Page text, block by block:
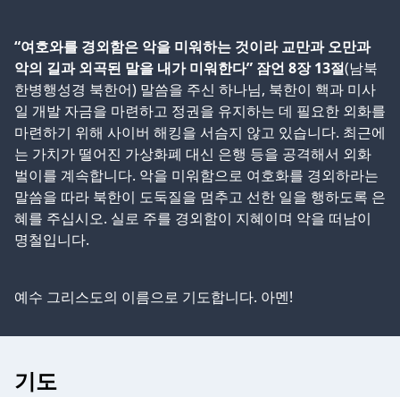
“여호와를 경외함은 악을 미워하는 것이라 교만과 오만과
악의 길과 외곡된 말을 내가 미워한다” 잠언 8장 13절(남북
한병행성경 북한어) 말씀을 주신 하나님, 북한이 핵과 미사
일 개발 자금을 마련하고 정권을 유지하는 데 필요한 외화를
마련하기 위해 사이버 해킹을 서슴지 않고 있습니다. 최근에
는 가치가 떨어진 가상화폐 대신 은행 등을 공격해서 외화
벌이를 계속합니다. 악을 미워함으로 여호화를 경외하라는
말씀을 따라 북한이 도둑질을 멈추고 선한 일을 행하도록 은
혜를 주십시오. 실로 주를 경외함이 지혜이며 악을 떠남이
명철입니다.
예수 그리스도의 이름으로 기도합니다. 아멘!
기도